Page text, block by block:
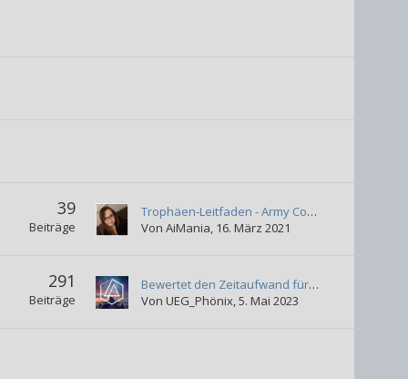
39
Beiträge
Trophäen-Leitfaden - Army Corps of Hell
Von AiMania 16. März 2021
291
Beiträge
Bewertet den Zeitaufwand für die Platin-Trophäe
Von UEG_Phönix 5. Mai 2023